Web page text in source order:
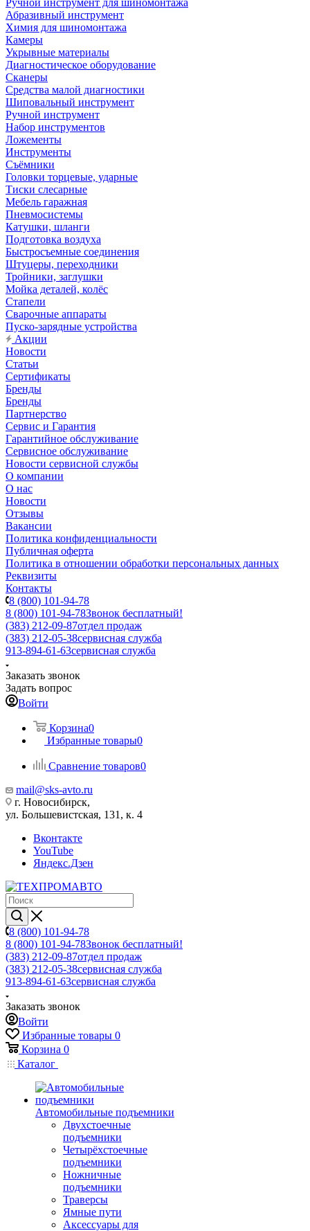
Ручной инструмент для шиномонтажа
Абразивный инструмент
Химия для шиномонтажа
Камеры
Укрывные материалы
Диагностическое оборудование
Сканеры
Средства малой диагностики
Шиповальный инструмент
Ручной инструмент
Набор инструментов
Ложементы
Инструменты
Съёмники
Головки торцевые, ударные
Тиски слесарные
Мебель гаражная
Пневмосистемы
Катушки, шланги
Подготовка воздуха
Быстросъемные соединения
Штуцеры, переходники
Тройники, заглушки
Мойка деталей, колёс
Стапели
Сварочные аппараты
Пуско-зарядные устройства
Акции
Новости
Статьи
Сертификаты
Бренды
Бренды
Партнерство
Сервис и Гарантия
Гарантийное обслуживание
Сервисное обслуживание
Новости сервисной службы
О компании
О нас
Новости
Отзывы
Вакансии
Политика конфиденциальности
Публичная оферта
Политика в отношении обработки персональных данных
Реквизиты
Контакты
8 (800) 101-94-78
8 (800) 101-94-78Звонок бесплатный!
(383) 212-09-87отдел продаж
(383) 212-05-38сервисная служба
913-894-61-63сервисная служба
Заказать звонок
Задать вопрос
Войти
Корзина0
Избранные товары0
Сравнение товаров0
mail@sks-avto.ru
г. Новосибирск,
ул. Большевистская, 131, к. 4
Вконтакте
YouTube
Яндекс.Дзен
8 (800) 101-94-78
8 (800) 101-94-78Звонок бесплатный!
(383) 212-09-87отдел продаж
(383) 212-05-38сервисная служба
913-894-61-63сервисная служба
Заказать звонок
Войти
Избранные товары 0
Корзина 0
Каталог
Автомобильные подъемники
Двухстоечные
подъемники
Четырёхстоечные
подъемники
Ножничные
подъемники
Траверсы
Ямные пути
Аксессуары для